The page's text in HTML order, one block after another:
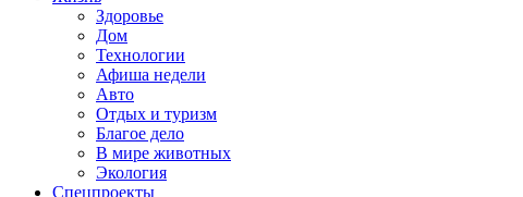
Здоровье
Дом
Технологии
Афиша недели
Авто
Отдых и туризм
Благое дело
В мире животных
Экология
Спецпроекты